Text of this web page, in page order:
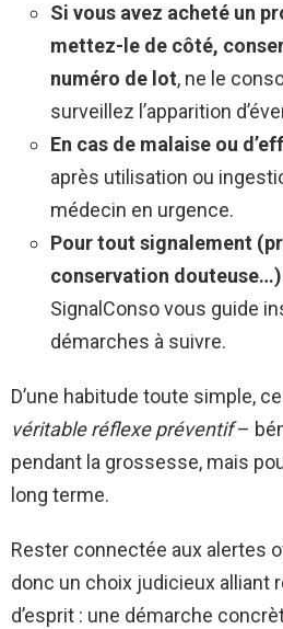
Si vous avez acheté un
mettez-le de côté,
numéro de lot, ne le
surveillez l’apparition
En cas de malaise ou
après utilisation ou
médecin en urgence.
Pour tout signalement
conservation douteuse…)
SignalConso vous guide
démarches à suivre.
D’une habitude toute simple,
véritable réflexe préventif–
pendant la grossesse, mais
long terme.
Rester connectée aux alertes
donc un choix judicieux alliant
d’esprit : une démarche